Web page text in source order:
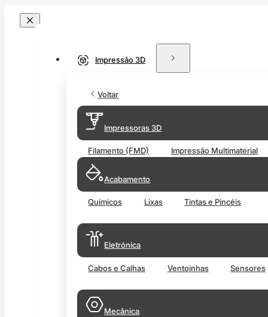
Impressão 3D
Voltar
Impressoras 3D
Filamento (FMD) Impressão Multimaterial
Acabamento
Químicos Lixas Tintas e Pincéis
Eletrónica
Cabos e Calhas Ventoinhas Sensores
Mecânica